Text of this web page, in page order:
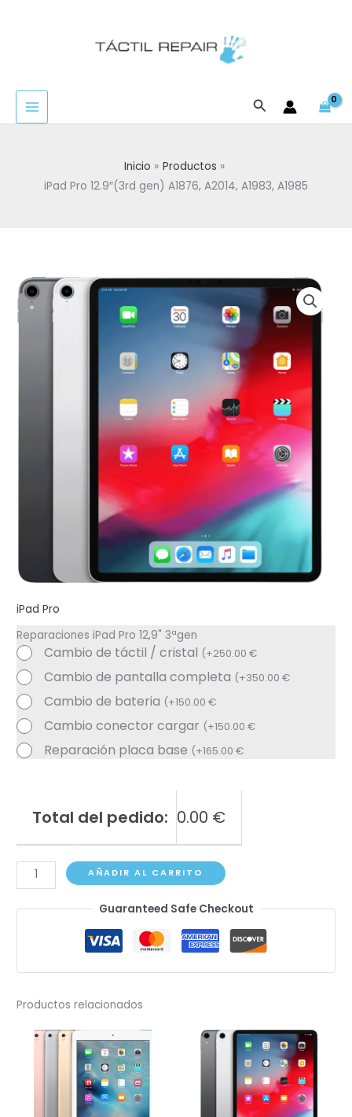
Buscar
Inicio
Productos
iPad Pro 12.9″(3rd gen) A1876, A2014, A1983, A1985
iPad Pro
Reparaciones iPad Pro 12,9" 3ªgen
Cambio de táctil / cristal (+250.00€
Cambio de pantalla completa (+350.00€
Cambio de bateria (+150.00€
Cambio conector cargar (+150.00€
Reparación placa base (+165.00€
Total del pedido: 0.00 €
iPad
Pro
12.9"
A1876,
A1983,
A1985
cantidad
AÑADIR AL CARRITO
Guaranteed Safe Checkout
Productos relacionados